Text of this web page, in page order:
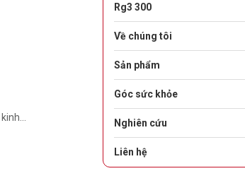
Rg3 300
Về chúng tôi
Sản phẩm
Góc sức khỏe
Nghiên cứu
Liên hệ